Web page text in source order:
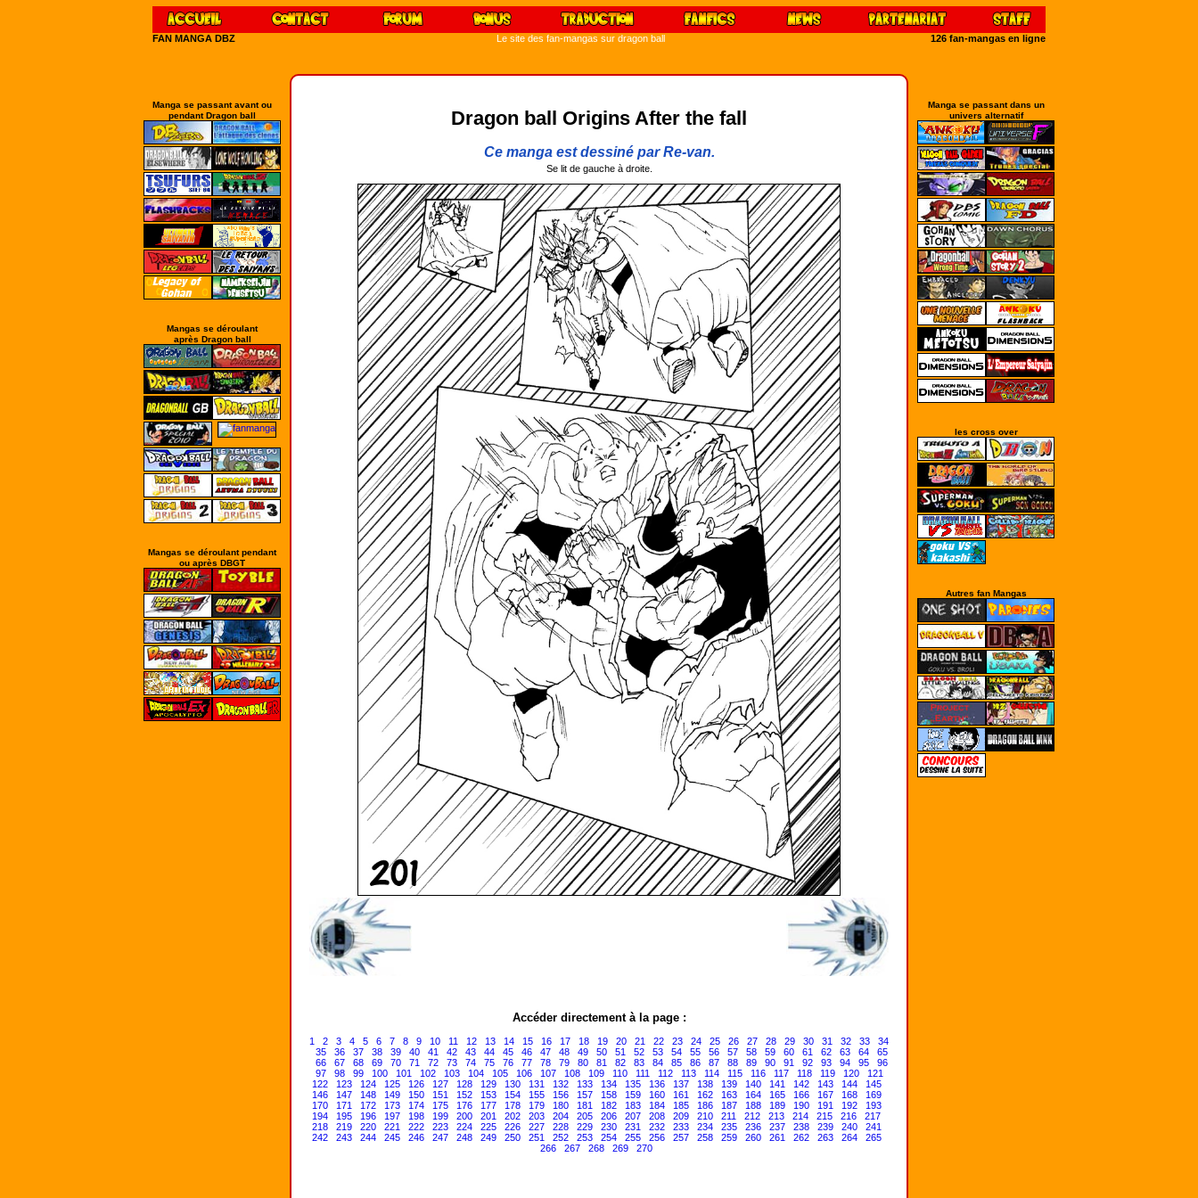
FAN MANGA DBZ Le site des fan-mangas sur dragon ball 126 fan-mangas en ligne
Manga se passant dans un
univers alternatif
les cross over
Autres fan Mangas
Manga se passant avant ou
pendant Dragon ball
Mangas se déroulant
après Dragon ball
Mangas se déroulant pendant
ou après DBGT
Dragon ball Origins After the fall
Ce manga est dessiné par Re-van.
Se lit de gauche à droite.
Accéder directement à la page :
1 2 3 4 5 6 7 8 9 10 11 12 13 14 15 16 17 18 19 20 21 22 23 24 25 26 27 28 29 30 31 32 33
34
35
36 37 38 39 40 41 42 43 44 45 46 47 48 49 50 51 52 53 54 55 56 57 58 59 60 61 62 63 64
65
66
67 68 69 70 71 72 73 74 75 76 77 78 79 80 81 82 83 84 85 86 87 88 89 90 91 92 93 94 95
96
97
98 99 100 101 102 103 104 105 106 107 108 109 110 111 112 113 114 115 116 117 118 119 120
121
122
123 124 125 126 127 128 129 130 131 132 133 134 135 136 137 138 139 140 141 142 143 144
145
146
147 148 149 150 151 152 153 154 155 156 157 158 159 160 161 162 163 164 165 166 167 168
169
170
171 172 173 174 175 176 177 178 179 180 181 182 183 184 185 186 187 188 189 190 191 192
193
194
195 196 197 198 199 200 201 202 203 204 205 206 207 208 209 210 211 212 213 214 215 216
217
218
219 220 221 222 223 224 225 226 227 228 229 230 231 232 233 234 235 236 237 238 239 240
241
242
243 244 245 246 247 248 249 250 251 252 253 254 255 256 257 258 259 260 261 262 263 264
265
266
267 268 269 270